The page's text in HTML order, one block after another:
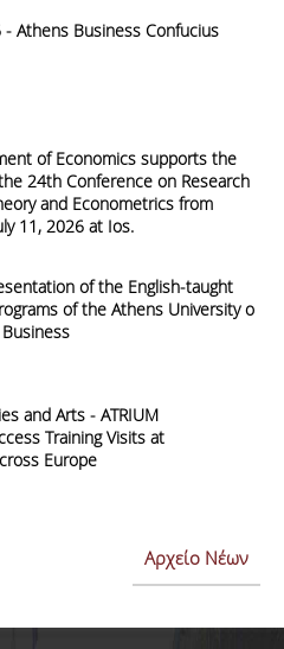
Athens Business Confucius
of Economics supports the
24th Conference on Research
and Econometrics from
11, 2026 at Ios.
of the English-taught
of the Athens University of
and Arts - ATRIUM
Training Visits at
Europe
Αρχείο Νέων